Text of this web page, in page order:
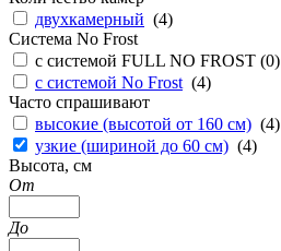
двухкамерный (4)
Система No Frost
с системой FULL NO FROST (0)
с системой No Frost (4)
Часто спрашивают
высокие (высотой от 160 см) (4)
узкие (шириной до 60 см) (4)
Высота, см
От
До